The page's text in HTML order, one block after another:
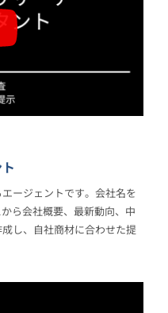
ージェントです。会社名を
ら会社概要、最新動向、中
し、自社商材に合わせた提